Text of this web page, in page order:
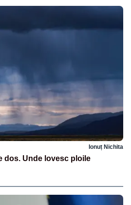
Ionuț Nichita
dos. Unde lovesc ploile